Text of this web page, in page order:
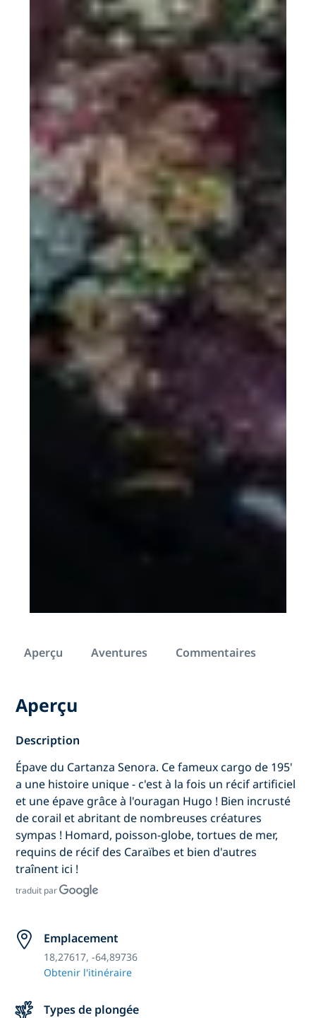
Aperçu Aventures Commentaires
Aperçu
Description
Épave du Cartanza Senora. Ce fameux cargo de 195'
a une histoire unique - c'est à la fois un récif artificiel
et une épave grâce à l'ouragan Hugo ! Bien incrusté
de corail et abritant de nombreuses créatures
sympas ! Homard, poisson-globe, tortues de mer,
requins de récif des Caraïbes et bien d'autres
traînent ici !
traduit par
Emplacement
18,27617, -64,89736
Obtenir l'itinéraire
Types de plongée